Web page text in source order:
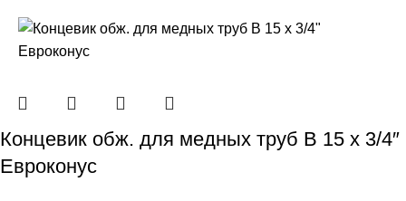
Концевик обж. для медных труб В 15 х 3/4″
Eвроконус